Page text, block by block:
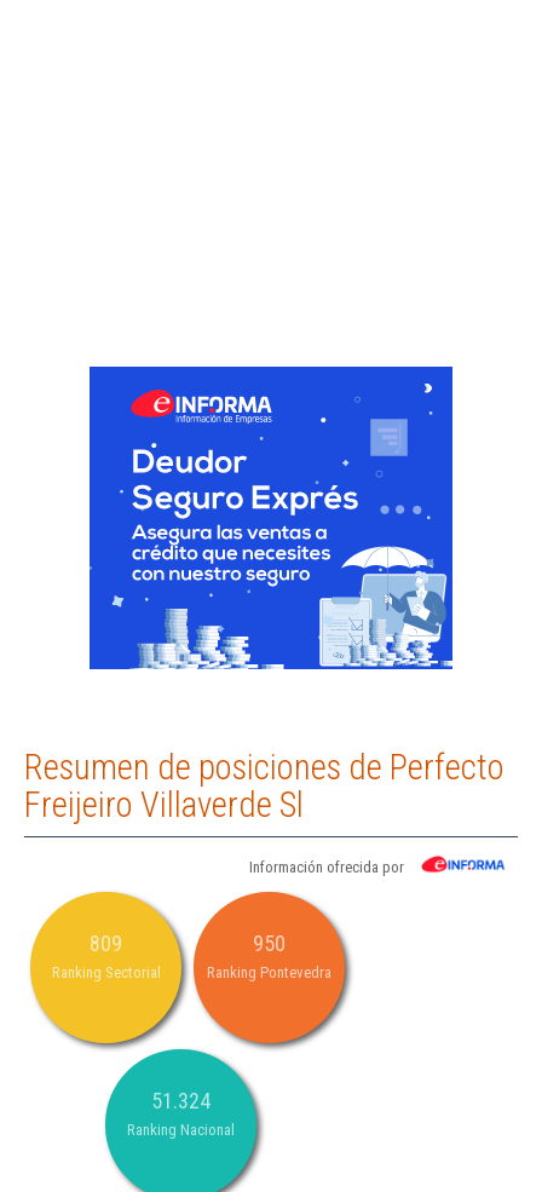
Resumen de posiciones de Perfecto
Freijeiro Villaverde Sl
Información ofrecida por
809
Ranking Sectorial
950
Ranking Pontevedra
51.324
Ranking Nacional